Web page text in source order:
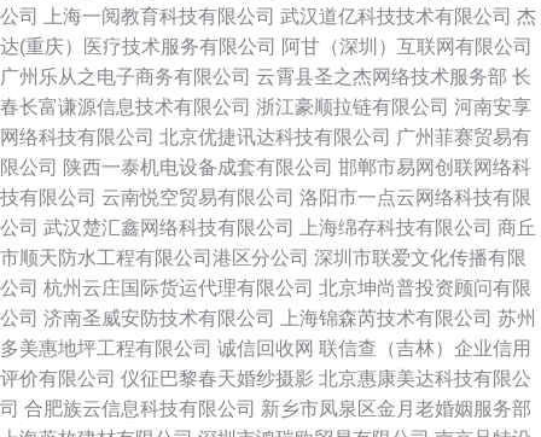
公司
上海一阅教育科技有限公司 武汉道亿科技技术有限公司 杰
达(重庆）医疗技术服务有限公司 阿甘（深圳）互联网有限公司
广州乐从之电子商务有限公司 云霄县圣之杰网络技术服务部 长
春长富谦源信息技术有限公司 浙江豪顺拉链有限公司 河南安享
网络科技有限公司 北京优捷讯达科技有限公司 广州菲赛贸易有
限公司 陕西一泰机电设备成套有限公司 邯郸市易网创联网络科
技有限公司 云南悦空贸易有限公司 洛阳市一点云网络科技有限
公司 武汉楚汇鑫网络科技有限公司 上海绵存科技有限公司 商丘
市顺天防水工程有限公司港区分公司 深圳市联爱文化传播有限
公司 杭州云庄国际货运代理有限公司 北京坤尚普投资顾问有限
公司 济南圣威安防技术有限公司 上海锦森芮技术有限公司 苏州
多美惠地坪工程有限公司 诚信回收网 联信查（吉林）企业信用
评价有限公司 仪征巴黎春天婚纱摄影 北京惠康美达科技有限公
司 合肥族云信息科技有限公司 新乡市凤泉区金月老婚姻服务部